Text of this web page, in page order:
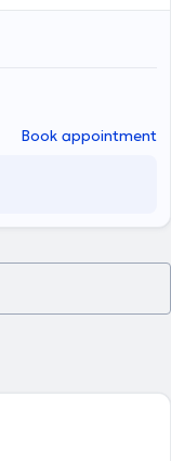
Book appointment